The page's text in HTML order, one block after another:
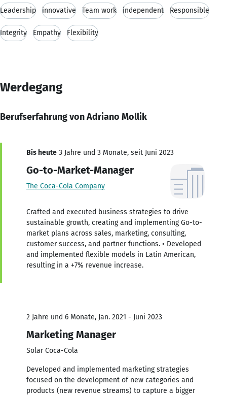
Leadership innovative Team work independent Responsible
Integrity Empathy Flexibility
Werdegang
Berufserfahrung von Adriano Mollik
Bis heute 3 Jahre und 3 Monate, seit Juni 2023
Go-to-Market-Manager
The Coca-Cola Company
Crafted and executed business strategies to drive
sustainable growth, creating and implementing Go-to-
market plans across sales, marketing, consulting,
customer success, and partner functions. • Developed
and implemented flexible models in Latin American,
resulting in a +7% revenue increase.
2 Jahre und 6 Monate, Jan. 2021 - Juni 2023
Marketing Manager
Solar Coca-Cola
Developed and implemented marketing strategies
focused on the development of new categories and
products (new revenue streams) to capture a bigger